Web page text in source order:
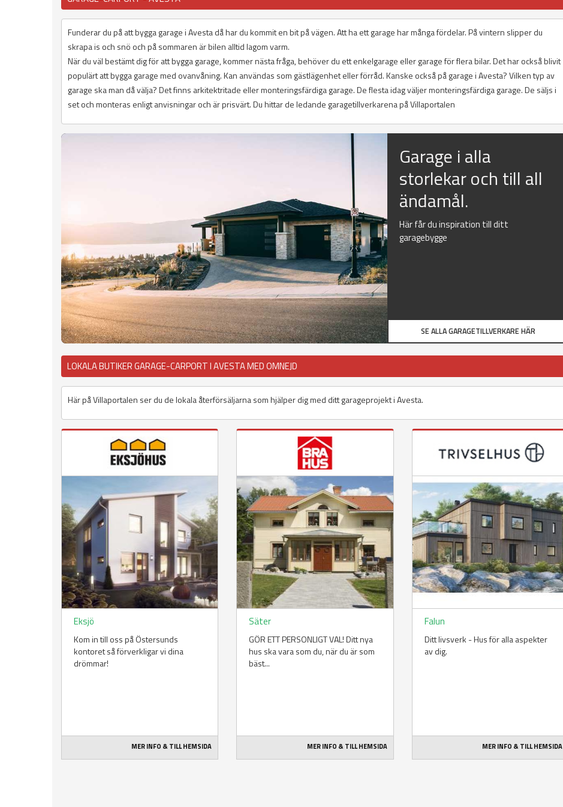
Funderar du på att bygga garage i Avesta då har du kommit en bit på vägen. Att ha ett garage har många fördelar. På vintern slipper du
skrapa is och snö och på sommaren är bilen alltid lagom varm.
När du väl bestämt dig för att bygga garage, kommer nästa fråga, behöver du ett enkelgarage eller garage för flera bilar. Det har också blivit
populärt att bygga garage med ovanvåning. Kan användas som gästlägenhet eller förråd. Kanske också på garage i Avesta? Vilken typ av
garage ska man då välja? Det finns arkitektritade eller monteringsfärdiga garage. De flesta idag väljer monteringsfärdiga garage. De säljs i
set och monteras enligt anvisningar och är prisvärt. Du hittar de ledande garagetillverkarena på Villaportalen
Garage i alla
storlekar och till all
ändamål.
Här får du inspiration till ditt
garagebygge
SE ALLA GARAGETILLVERKARE HÄR
LOKALA BUTIKER GARAGE-CARPORT I AVESTA MED OMNEJD
Här på Villaportalen ser du de lokala återförsäljarna som hjälper dig med ditt garageprojekt i Avesta.
Eksjö
Kom in till oss på Östersunds
kontoret så förverkligar vi dina
drömmar!
MER INFO & TILL HEMSIDA
Säter
GÖR ETT PERSONLIGT VAL! Ditt nya
hus ska vara som du, när du är som
bäst...
MER INFO & TILL HEMSIDA
Falun
Ditt livsverk - Hus för alla aspekter
av dig.
MER INFO & TILL HEMSIDA